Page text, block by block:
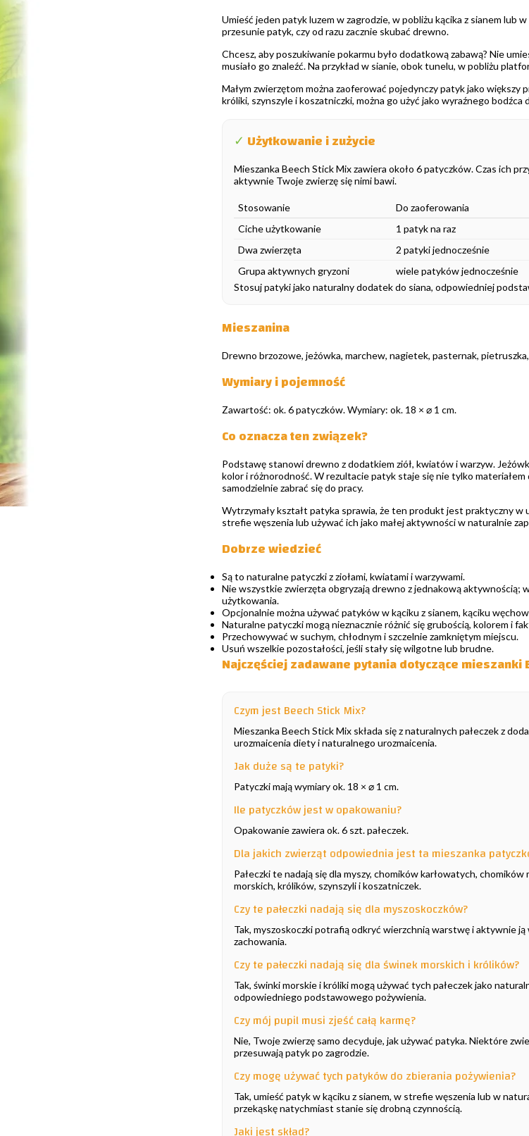
Umieść jeden patyk luzem w zagrodzie, w pobliżu kącika z sianem lub
przesunie patyk, czy od razu zacznie skubać drewno.
Chcesz, aby poszukiwanie pokarmu było dodatkową zabawą? Nie
musiało go znaleźć. Na przykład w sianie, obok tunelu, w pobliżu
Małym zwierzętom można zaoferować pojedynczy patyk jako
króliki, szynszyle i koszatniczki, można go użyć jako wyraźnego
✓ Użytkowanie i zużycie
Mieszanka Beech Stick Mix zawiera około 6 patyczków. Czas ich
aktywnie Twoje zwierzę się nimi bawi.
Stosowanie Do zaoferowania
Ciche użytkowanie
1 patyk na raz
Dwa zwierzęta
2 patyki jednocześnie
Grupa aktywnych gryzoni
wiele patyków jednocześnie
Stosuj patyki jako naturalny dodatek do siana, odpowiedniej
Mieszanina
Drewno brzozowe, jeżówka, marchew, nagietek, pasternak,
Wymiary i pojemność
Zawartość: ok. 6 patyczków. Wymiary: ok. 18 × ⌀ 1 cm.
Co oznacza ten związek?
Podstawę stanowi drewno z dodatkiem ziół, kwiatów i warzyw.
kolor i różnorodność. W rezultacie patyk staje się nie tylko
samodzielnie zabrać się do pracy.
Wytrzymały kształt patyka sprawia, że ten produkt jest praktyczny w
strefie węszenia lub używać ich jako małej aktywności w naturalnie
Dobrze wiedzieć
Są to naturalne patyczki z ziołami, kwiatami i warzywami.
Nie wszystkie zwierzęta obgryzają drewno z jednakową aktywnością;
użytkowania.
Opcjonalnie można używać patyków w kąciku z sianem, kąciku
Naturalne patyczki mogą nieznacznie różnić się grubością, kolorem i
Przechowywać w suchym, chłodnym i szczelnie zamkniętym miejscu.
Usuń wszelkie pozostałości, jeśli stały się wilgotne lub brudne.
Najczęściej zadawane pytania dotyczące mieszanki
Czym jest Beech Stick Mix?
Mieszanka Beech Stick Mix składa się z naturalnych pałeczek z
urozmaicenia diety i naturalnego urozmaicenia.
Jak duże są te patyki?
Patyczki mają wymiary ok. 18 × ⌀ 1 cm.
Ile patyczków jest w opakowaniu?
Opakowanie zawiera ok. 6 szt. pałeczek.
Dla jakich zwierząt odpowiednia jest ta mieszanka
Pałeczki te nadają się dla myszy, chomików karłowatych,
morskich, królików, szynszyli i koszatniczek.
Czy te pałeczki nadają się dla myszoskoczków?
Tak, myszoskoczki potrafią odkryć wierzchnią warstwę i aktywnie
zachowania.
Czy te pałeczki nadają się dla świnek morskich i królików?
Tak, świnki morskie i króliki mogą używać tych pałeczek jako
odpowiedniego podstawowego pożywienia.
Czy mój pupil musi zjeść całą karmę?
Nie, Twoje zwierzę samo decyduje, jak używać patyka. Niektóre
przesuwają patyk po zagrodzie.
Czy mogę używać tych patyków do zbierania pożywienia?
Tak, umieść patyk w kąciku z sianem, w strefie węszenia lub w
przekąskę natychmiast stanie się drobną czynnością.
Jaki jest skład?